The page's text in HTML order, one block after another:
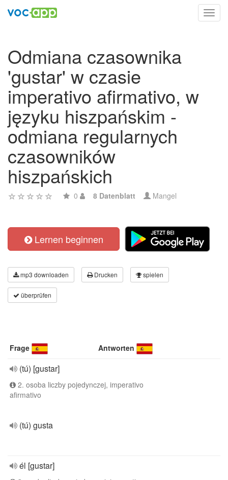
Odmiana czasownika
'gustar' w czasie
imperativo afirmativo, w
języku hiszpańskim -
odmiana regularnych
czasowników
hiszpańskich
0 8 Datenblatt Mangel
Lernen beginnen
mp3 downloaden Drucken spielen
überprüfen
Frage Antworten
(tú) [gustar]
2. osoba liczby pojedynczej, imperativo
afirmativo
(tú) gusta
él [gustar]